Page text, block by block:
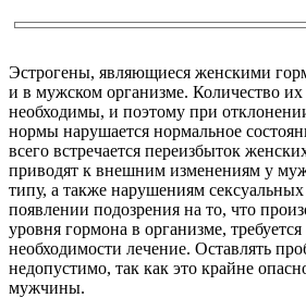
Эстрогены, являющиеся женскими
и в мужском организме. Количество
необходимы, и поэтому при
нормы нарушается нормальное
всего встречается переизбыток
приводят к внешним изменениям у
типу, а также нарушениям
появлении подозрения на то, что
уровня гормона в организме,
необходимости лечение. Оставлять
недопустимо, так как это крайне
мужчины.